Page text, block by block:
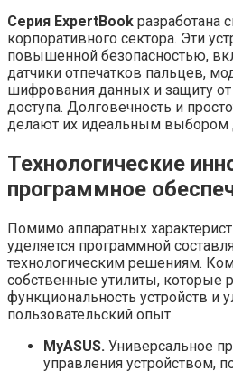
Серия ExpertBook разработана
корпоративного сектора. Эти
повышенной безопасностью,
датчики отпечатков пальцев,
шифрования данных и защиту
доступа. Долговечность и
делают их идеальным выбором
Технологические
программное
Помимо аппаратных
уделяется программной
технологическим решениям.
собственные утилиты, которые
функциональность устройств и
пользовательский опыт.
MyASUS. Универсальное
управления устройством,